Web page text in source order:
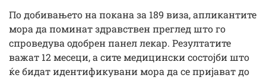
По добивањето на покана за 189 виза, апликантите
мора да поминат здравствен преглед што го
спроведува одобрен панел лекар. Резултатите
важат 12 месеци, а сите медицински состојби што
ќе бидат идентификувани мора да се пријават до